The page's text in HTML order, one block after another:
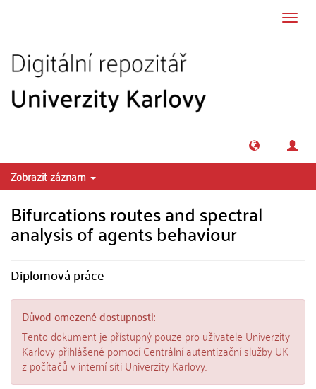
Zobrazit záznam
Bifurcations routes and spectral
analysis of agents behaviour
Diplomová práce
Důvod omezené dostupnosti:
Tento dokument je přístupný pouze pro uživatele Univerzity
Karlovy přihlášené pomocí Centrální autentizační služby UK
z počítačů v interní síti Univerzity Karlovy.